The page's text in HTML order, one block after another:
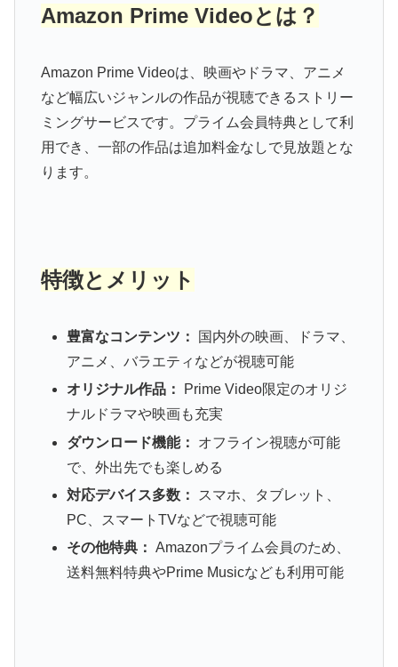
Amazon Prime Videoとは？
Amazon Prime Videoは、映画やドラマ、アニメ
など幅広いジャンルの作品が視聴できるストリー
ミングサービスです。プライム会員特典として利
用でき、一部の作品は追加料金なしで見放題とな
ります。
特徴とメリット
豊富なコンテンツ：
国内外の映画、ドラマ、
アニメ、バラエティなどが視聴可能
オリジナル作品：
Prime Video限定のオリジ
ナルドラマや映画も充実
ダウンロード機能：
オフライン視聴が可能
で、外出先でも楽しめる
対応デバイス多数：
スマホ、タブレット、
PC、スマートTVなどで視聴可能
その他特典： Amazonプライム会員のため、
送料無料特典やPrime Musicなども利用可能